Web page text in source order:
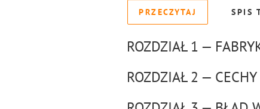
PRZECZYTAJ SPIS
ROZDZIAŁ 1 —
ROZDZIAŁ 2 —